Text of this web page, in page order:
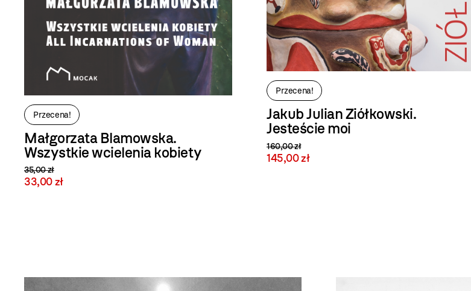
Przecena!
Małgorzata Blamowska.
Wszystkie wcielenia kobiety
35,00 zł
33,00 zł
Przecena!
Jakub Julian Ziółkowski.
Jesteście moi
160,00 zł
145,00 zł